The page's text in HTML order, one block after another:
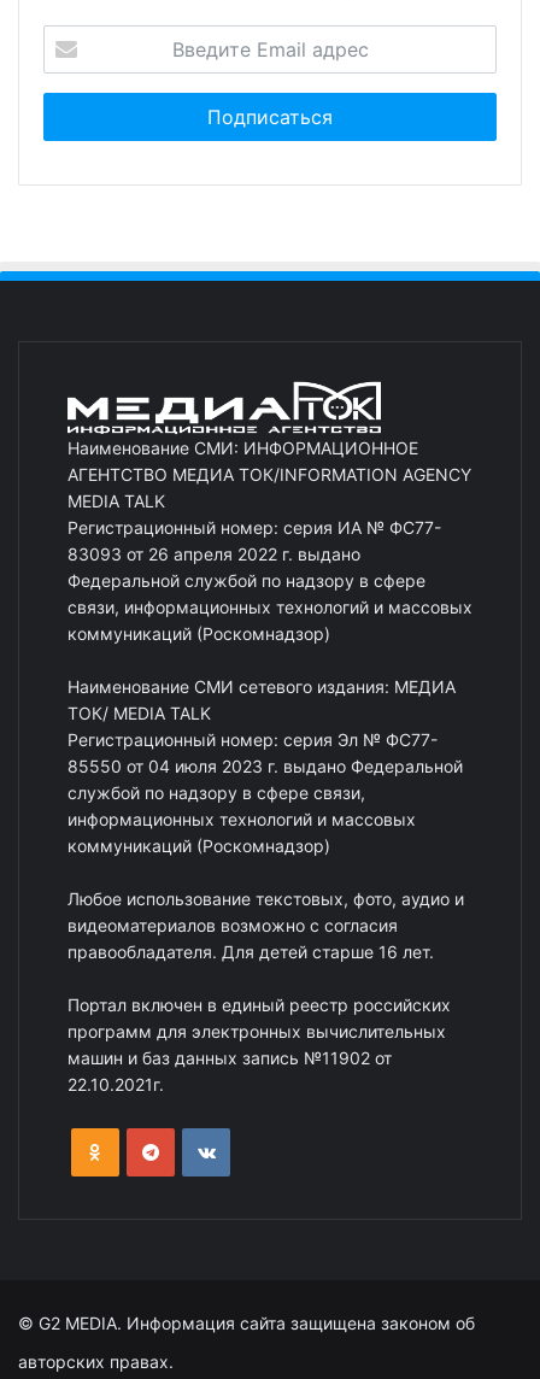
Наименование СМИ: ИНФОРМАЦИОННОЕ
АГЕНТСТВО МЕДИА ТОК/INFORMATION AGENCY
MEDIA TALK
Регистрационный номер: серия ИА № ФС77-
83093 от 26 апреля 2022 г. выдано
Федеральной службой по надзору в сфере
связи, информационных технологий и массовых
коммуникаций (Роскомнадзор)
Наименование СМИ сетевого издания: МЕДИА
ТОК/ MEDIA TALK
Регистрационный номер: серия Эл № ФС77-
85550 от 04 июля 2023 г. выдано Федеральной
службой по надзору в сфере связи,
информационных технологий и массовых
коммуникаций (Роскомнадзор)
Любое использование текстовых, фото, аудио и
видеоматериалов возможно с согласия
правообладателя. Для детей старше 16 лет.
Портал включен в единый реестр российских
программ для электронных вычислительных
машин и баз данных запись №11902 от
22.10.2021г.
© G2 MEDIA. Информация сайта защищена законом об
авторских правах.